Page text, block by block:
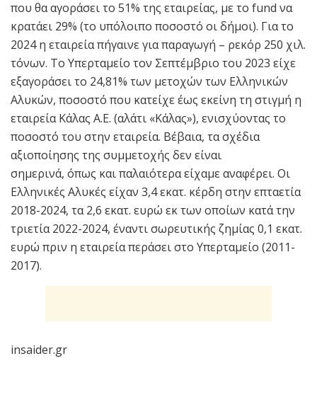
που θα αγοράσει το 51% της εταιρείας, με το fund να
κρατάει 29% (το υπόλοιπο ποσοστό οι δήμοι). Για το
2024 η εταιρεία πήγαινε για παραγωγή – ρεκόρ 250 χιλ.
τόνων. Το Υπερταμείο τον Σεπτέμβριο του 2023 είχε
εξαγοράσει το 24,81% των μετοχών των Ελληνικών
Αλυκών, ποσοστό που κατείχε έως εκείνη τη στιγμή η
εταιρεία Κάλας Α.Ε. (αλάτι «Κάλας»), ενισχύοντας το
ποσοστό του στην εταιρεία. Βέβαια, τα σχέδια
αξιοποίησης της συμμετοχής δεν είναι
σημερινά, όπως και παλαιότερα είχαμε αναφέρει. Οι
Ελληνικές Αλυκές είχαν 3,4 εκατ. κέρδη στην επταετία
2018-2024, τα 2,6 εκατ. ευρώ εκ των οποίων κατά την
τριετία 2022-2024, έναντι σωρευτικής ζημίας 0,1 εκατ.
ευρώ πριν η εταιρεία περάσει στο Υπερταμείο (2011-
2017).
insaider.gr